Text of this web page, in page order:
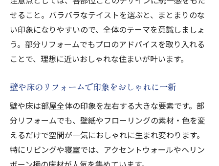
せること。バラバラなテイストを選ぶと、まとまりのな
い印象になりやすいので、全体のテーマを意識しましょ
う。部分リフォームでもプロのアドバイスを取り入れる
ことで、理想に近いおしゃれな住まいが叶います。
壁や床のリフォームで印象をおしゃれに一新
壁や床は部屋全体の印象を左右する大きな要素です。部
分リフォームでも、壁紙やフローリングの素材・色を変
えるだけで空間が一気におしゃれに生まれ変わります。
特にリビングや寝室では、アクセントウォールやヘリン